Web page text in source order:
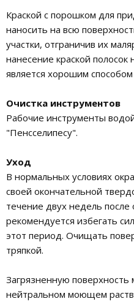
Краской с порошком для
наносить на всю
участки, отграничив их
нанесение краской полосок
является хорошим
Очистка инструментов
Рабочие инструменты
"Пенсселипесу".
Уход
В нормальных условиях
своей окончательной
течение двух недель после
рекомендуется избегать
этот период. Очищать
тряпкой.
Загрязненную
нейтральном моющем